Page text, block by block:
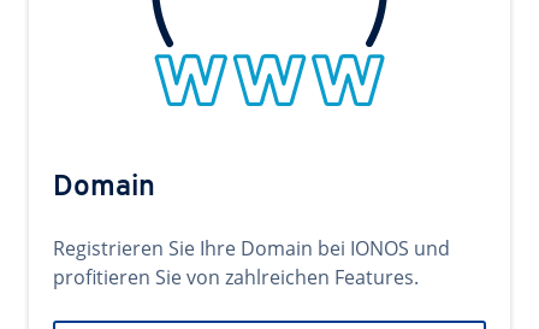
Domain
Registrieren Sie Ihre Domain bei IONOS und
profitieren Sie von zahlreichen Features.